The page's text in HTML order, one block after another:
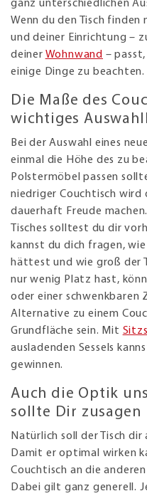
ganz unterschiedlichen
Wenn du den Tisch
und deiner Einrichtung –
deiner Wohnwand –
einige Dinge zu beachten.
Die Maße des
wichtiges
Bei der Auswahl eines
einmal die Höhe des zu
Polstermöbel passen
niedriger Couchtisch
dauerhaft Freude
Tisches solltest du dir
kannst du dich fragen,
hättest und wie groß der
nur wenig Platz hast,
oder einer
Alternative zu einem
Grundfläche sein. Mit
ausladenden Sessels
gewinnen.
Auch die Optik
sollte Dir zusagen
Natürlich soll der Tisch
Damit er optimal wirken
Couchtisch an die
Dabei gilt ganz generell.